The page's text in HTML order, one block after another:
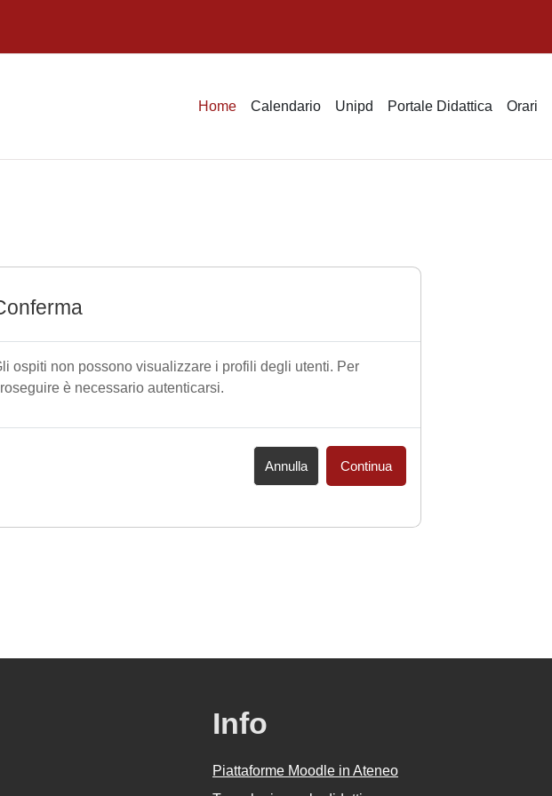
Home Calendario Unipd Portale Didattica Orari
ospiti non possono visualizzare i profili degli utenti. Per
è necessario autenticarsi.
Annulla Continua
Info
Piattaforme Moodle in Ateneo